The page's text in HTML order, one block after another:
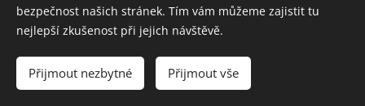
© 2016Základní škola Horní Lideč, okres Vsetín.
Designed by Bohumír Náhlý©
bezpečnost našich stránek. Tím vám můžeme zajistit tu
nejlepší zkušenost při jejich návštěvě.
Přijmout nezbytné Přijmout vše